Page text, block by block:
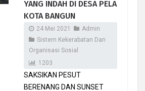
YANG INDAH DI DESA PELA
KOTA BANGUN
24 Mei 2021
Admin
Sistem Kekerabatan Dan
Organisasi Sosial
1203
SAKSIKAN PESUT
BERENANG DAN SUNSET